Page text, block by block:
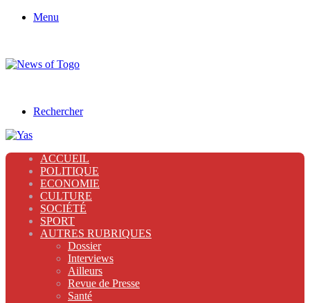
Menu
Rechercher
ACCUEIL
POLITIQUE
ECONOMIE
CULTURE
SOCIÉTÉ
SPORT
AUTRES RUBRIQUES
Dossier
Interviews
Ailleurs
Revue de Presse
Santé